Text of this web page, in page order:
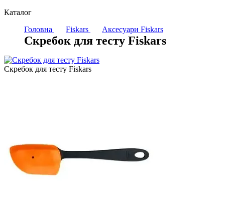
Каталог
Головна
Fiskars Аксесуари Fiskars
Скребок для тесту Fiskars
Скребок для тесту Fiskars